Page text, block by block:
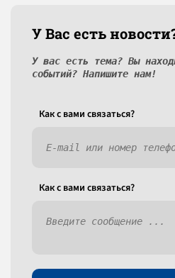
У Вас есть
У вас есть тема? Вы
событий? Напишите нам!
Как c вами связаться?
Как c вами связаться?